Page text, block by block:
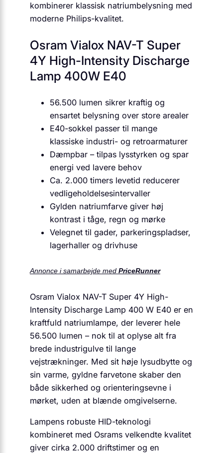
kombinerer klassisk natriumbelysning med
moderne Philips-kvalitet.
Osram Vialox NAV-T Super
4Y High-Intensity Discharge
Lamp 400W E40
56.500 lumen sikrer kraftig og
ensartet belysning over store arealer
E40-sokkel passer til mange
klassiske industri- og retroarmaturer
Dæmpbar – tilpas lysstyrken og spar
energi ved lavere behov
Ca. 2.000 timers levetid reducerer
vedligeholdelsesintervaller
Gylden natriumfarve giver høj
kontrast i tåge, regn og mørke
Velegnet til gader, parkeringspladser,
lagerhaller og drivhuse
Annonce i samarbejde med PriceRunner
Osram Vialox NAV-T Super 4Y High-
Intensity Discharge Lamp 400 W E40 er en
kraftfuld natriumlampe, der leverer hele
56.500 lumen – nok til at oplyse alt fra
brede industrigulve til lange
vejstrækninger. Med sit høje lysudbytte og
sin varme, gyldne farvetone skaber den
både sikkerhed og orienteringsevne i
mørket, uden at blænde omgivelserne.
Lampens robuste HID-teknologi
kombineret med Osrams velkendte kvalitet
giver cirka 2.000 driftstimer og en